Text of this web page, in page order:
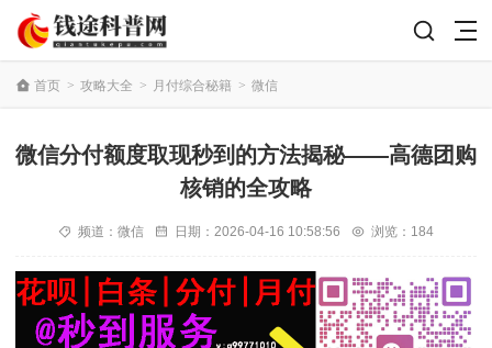
首页 > 攻略大全 > 月付综合秘籍 > 微信
微信分付额度取现秒到的方法揭秘——高德团购
核销的全攻略
频道： 微信 日期： 2026-04-16 10:58:56 浏览：184